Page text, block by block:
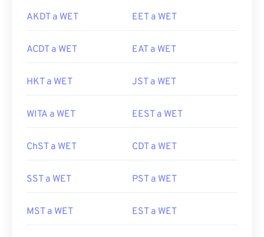
AKDT a WET EET a WET
ACDT a WET EAT a WET
HKT a WET JST a WET
WITA a WET EEST a WET
ChST a WET CDT a WET
SST a WET PST a WET
MST a WET EST a WET